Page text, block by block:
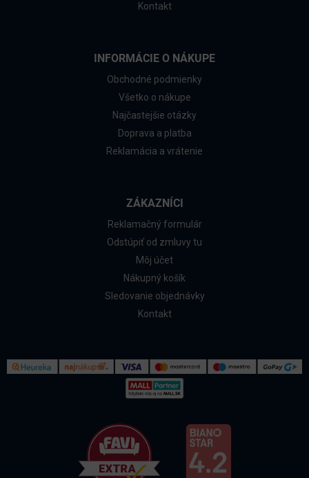
Kontakt
INFORMÁCIE O NÁKUPE
Obchodné podmienky
Všetko o nákupe
Najčastejšie otázky
Doprava a platba
Reklamácia a vrátenie
ZÁKAZNÍCI
Reklamačný formulár
Odstúpiť od zmluvy tu
Môj účet
Nákupný košík
Sledovanie objednávky
Kontakt